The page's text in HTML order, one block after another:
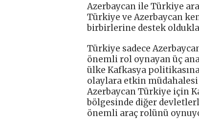
Azerbaycan ile Türkiye
Türkiye ve Azerbaycan
birbirlerine destek
Türkiye sadece
önemli rol oynayan üç
ülke Kafkasya
olaylara etkin
Azerbaycan Türkiye için
bölgesinde diğer
önemli araç rolünü